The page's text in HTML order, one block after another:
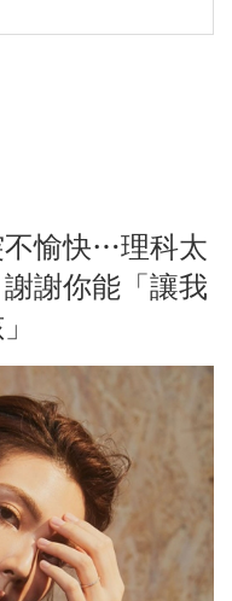
不愉快…理科太
謝你能「讓我